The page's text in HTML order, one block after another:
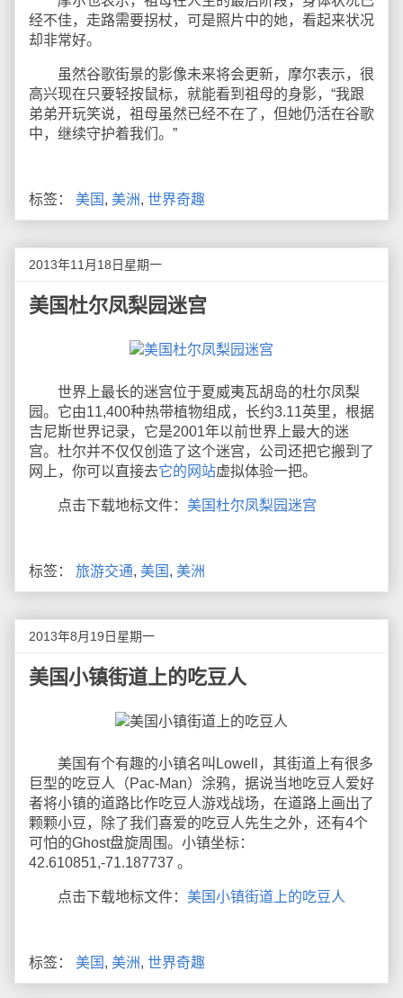
经不佳，走路需要拐杖，可是照片中的她，看起来状况
却非常好。
虽然谷歌街景的影像未来将会更新，摩尔表示，很
高兴现在只要轻按鼠标，就能看到祖母的身影，“我跟
弟弟开玩笑说，祖母虽然已经不在了，但她仍活在谷歌
中，继续守护着我们。”
标签： 美国 , 美洲, 世界奇趣
2013年11月18日星期一
美国杜尔凤梨园迷宫
世界上最长的迷宫位于夏威夷瓦胡岛的杜尔凤梨
园。它由11,400种热带植物组成，长约3.11英里，根据
吉尼斯世界记录，它是2001年以前世界上最大的迷
宫。杜尔并不仅仅创造了这个迷宫，公司还把它搬到了
网上，你可以直接去它的网站虚拟体验一把。
点击下载地标文件： 美国杜尔凤梨园迷宫
标签： 旅游交通, 美国 , 美洲
2013年8月19日星期一
美国小镇街道上的吃豆人
美国有个有趣的小镇名叫Lowell，其街道上有很多
巨型的吃豆人（Pac-Man）涂鸦，据说当地吃豆人爱好
者将小镇的道路比作吃豆人游戏战场，在道路上画出了
颗颗小豆，除了我们喜爱的吃豆人先生之外，还有4个
可怕的Ghost盘旋周围。小镇坐标：
42.610851,-71.187737 。
点击下载地标文件： 美国小镇街道上的吃豆人
标签： 美国 , 美洲, 世界奇趣